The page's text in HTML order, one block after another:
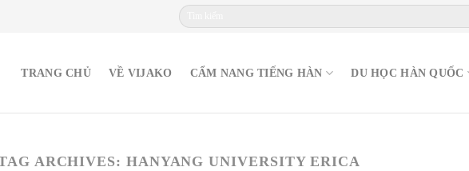
TRANG CHỦ VỀ VIJAKO CẨM NANG TIẾNG HÀN DU HỌC HÀN QUỐC
ARCHIVES: HANYANG UNIVERSITY ERICA